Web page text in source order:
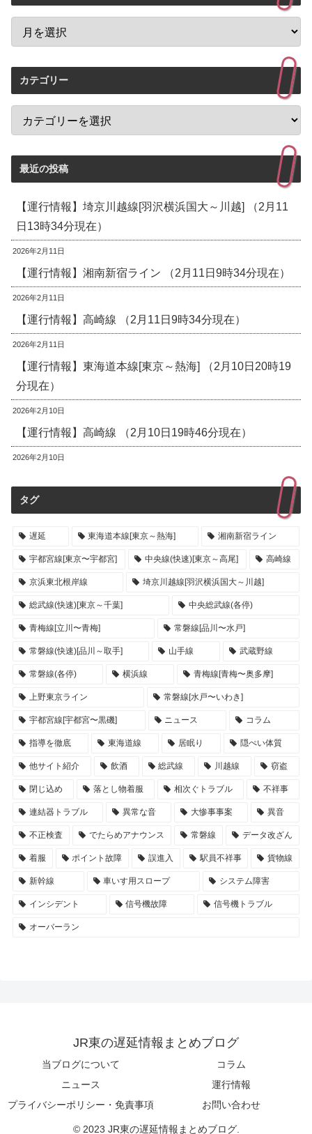
カテゴリー
最近の投稿
【運行情報】埼京川越線[羽沢横浜国大～川越] （2月11
日13時34分現在）
2026年2月11日
【運行情報】湘南新宿ライン （2月11日9時34分現在）
2026年2月11日
【運行情報】高崎線 （2月11日9時34分現在）
2026年2月11日
【運行情報】東海道本線[東京～熱海] （2月10日20時19
分現在）
2026年2月10日
【運行情報】高崎線 （2月10日19時46分現在）
2026年2月10日
タグ
遅延 東海道本線[東京～熱海] 湘南新宿ライン
宇都宮線[東京〜宇都宮] 中央線(快速)[東京～高尾] 高崎線
京浜東北根岸線 埼京川越線[羽沢横浜国大～川越]
総武線(快速)[東京～千葉] 中央総武線(各停)
青梅線[立川〜青梅] 常磐線[品川〜水戸]
常磐線(快速)[品川～取手] 山手線 武蔵野線
常磐線(各停) 横浜線 青梅線[青梅〜奥多摩]
上野東京ライン 常磐線[水戸〜いわき]
宇都宮線[宇都宮〜黒磯] ニュース コラム
指導を徹底 東海道線 居眠り 隠ぺい体質
他サイト紹介 飲酒 総武線 川越線 窃盗
閉じ込め 落とし物着服 相次ぐトラブル 不祥事
連結器トラブル 異常な音 大惨事事案 異音
不正検査 でたらめアナウンス 常磐線 データ改ざん
着服 ポイント故障 誤進入 駅員不祥事 貨物線
新幹線 車いす用スロープ システム障害
インシデント 信号機故障 信号機トラブル
オーバーラン
JR東の遅延情報まとめブログ
当ブログについて
コラム
ニュース
運行情報
プライバシーポリシー・免責事項
お問い合わせ
© 2023 JR東の遅延情報まとめブログ.